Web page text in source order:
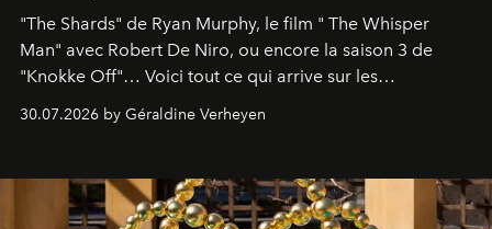
"The Shards" de Ryan Murphy, le film " The Whisper
Man" avec Robert De Niro, ou encore la saison 3 de
"Knokke Off"… Voici tout ce qui arrive sur les
plateformes de streaming en août 2026.
30.07.2026 by Géraldine Verheyen